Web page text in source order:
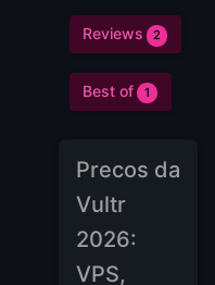
Reviews 2
Best of 1
Precos da
Vultr
2026:
VPS,